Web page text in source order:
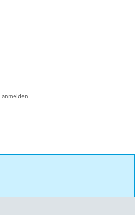
anmelden